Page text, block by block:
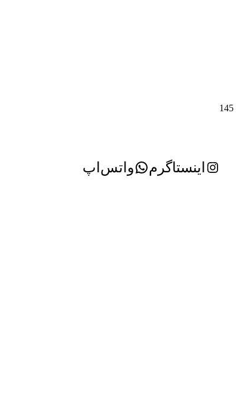
اینستاگرم واتس‌اپ